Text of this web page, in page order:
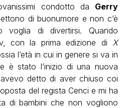
condotto da Gerry
di buonumore e non c’è
voglia di divertirsi. Quando
con la prima edizione di X
l’età in cui in genere si va in
è stato l’inizio di una nuova
detto di aver chiuso coi
del regista Cenci e mi ha
di bambini che non vogliono